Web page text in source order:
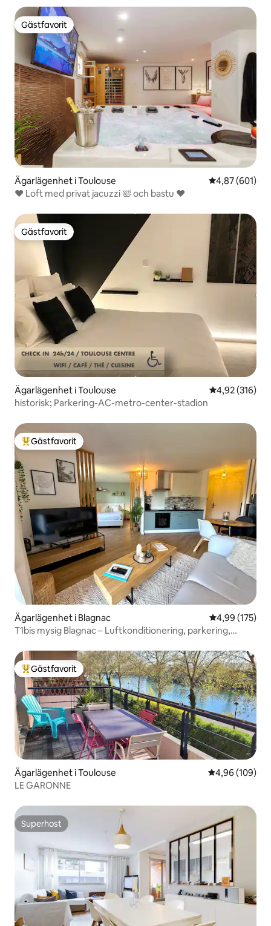
Gästfavorit
Gästfavorit
Ägarlägenhet i Toulouse 4,87 av 5 i
4,87 (601)
♥️ Loft med privat jacuzzi 🛀 och bastu ♥️
Gästfavorit
Gästfavorit
Ägarlägenhet i Toulouse 4,92 av 5 i
4,92 (316)
historisk; Parkering-AC-metro-center-stadion
Populär gästfavorit
Gästfavorit
Ägarlägenhet i Blagnac 4,99 av 5 i
4,99 (175)
T1bis mysig Blagnac – Luftkonditionering, parkering,
Populär gästfavorit
Gästfavorit
Ägarlägenhet i Toulouse 4,96 av 5 i
4,96 (109)
LE GARONNE
Superhost
Superhost